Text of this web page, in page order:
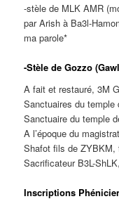
-stèle de MLK AMR
par Arish à Ba3l-
ma parole*
-Stèle de Gozzo
A fait et restauré, 3M
Sanctuaires du
Sanctuaire du temple
A l’époque du
Shafot fils de
Sacrificateur B3L-
Inscriptions